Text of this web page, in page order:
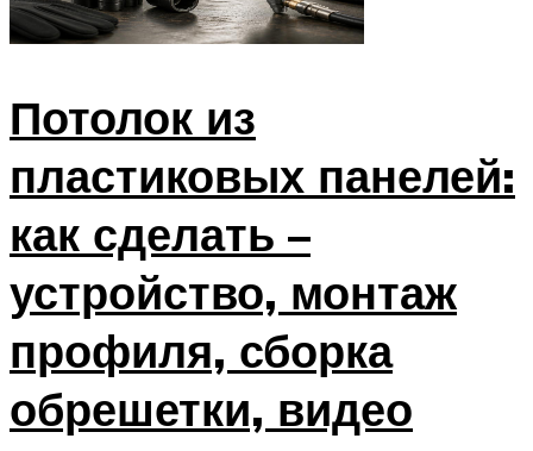
Потолок из
пластиковых панелей:
как сделать –
устройство, монтаж
профиля, сборка
обрешетки, видео